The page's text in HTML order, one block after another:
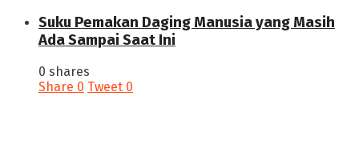
‎Suku Pemakan Daging Manusia yang Masih
Ada Sampai Saat Ini
0 shares
Share 0 Tweet 0